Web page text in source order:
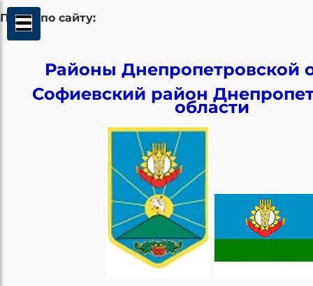
Поиск по сайту:
Районы Днепропетровской
Софиевский район
области